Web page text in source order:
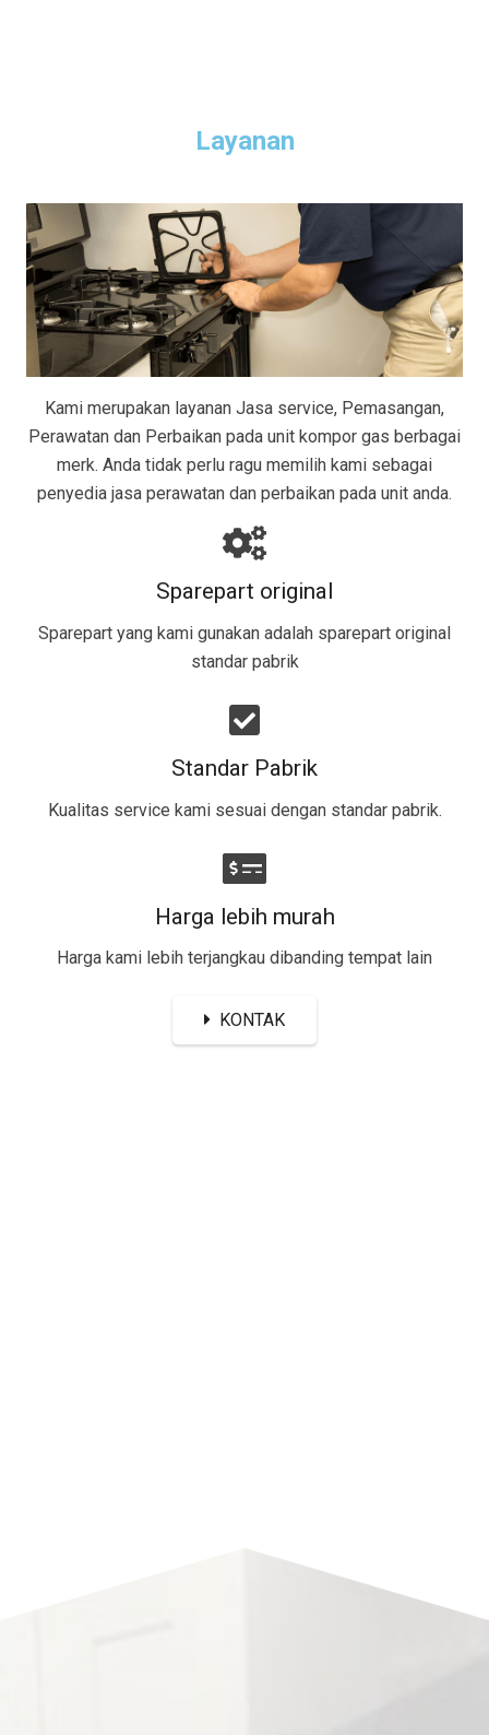
Layanan
Kami merupakan layanan Jasa service, Pemasangan,
Perawatan dan Perbaikan pada unit kompor gas berbagai
merk. Anda tidak perlu ragu memilih kami sebagai
penyedia jasa perawatan dan perbaikan pada unit anda.
Sparepart original
Sparepart yang kami gunakan adalah sparepart original
standar pabrik​
Standar Pabrik
Kualitas service kami sesuai dengan standar pabrik.
Harga lebih murah
Harga kami lebih terjangkau dibanding tempat lain
KONTAK